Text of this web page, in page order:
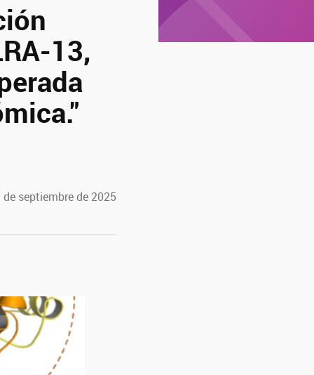
13,
septiembre de 2025